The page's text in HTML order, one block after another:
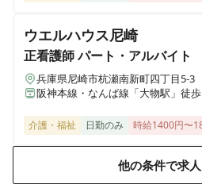
ヒューマンライフケア麻生グループ
神奈川県川崎市麻生区千代ヶ丘7丁目6-4
ヒューマンライフケア麻生の宿
大阪府泉佐野市日根野7157
ウエルハウス尼崎
正看護師パート・アルバイト
兵庫県尼崎市杭瀬南新町四丁目5-3
阪神本線・なんば線「大物駅」徒
介護・福祉 日勤のみ 時給1400円〜
他の条件で求